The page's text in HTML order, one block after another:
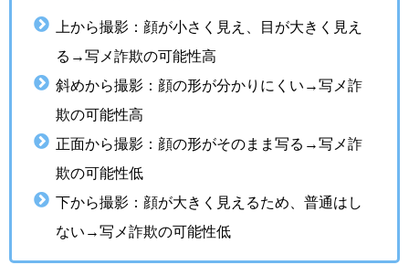
上から撮影：顔が小さく見え、目が大きく見え
る→写メ詐欺の可能性高
斜めから撮影：顔の形が分かりにくい→写メ詐
欺の可能性高
正面から撮影：顔の形がそのまま写る→写メ詐
欺の可能性低
下から撮影：顔が大きく見えるため、普通はし
ない→写メ詐欺の可能性低